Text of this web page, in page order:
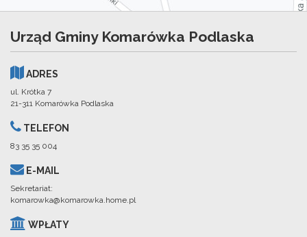
Urząd Gminy Komarówka Podlaska
ADRES
ul. Krótka 7
21-311 Komarówka Podlaska
TELEFON
83 35 35 004
E-MAIL
Sekretariat:
komarowka@komarowka.home.pl
WPŁATY